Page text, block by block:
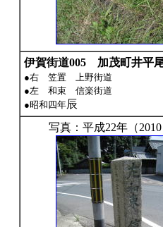
伊賀街道005 加茂町井平
●右 笠置 上野街道
●左 和束 信楽街道
●昭和四年辰
写真：平成22年（